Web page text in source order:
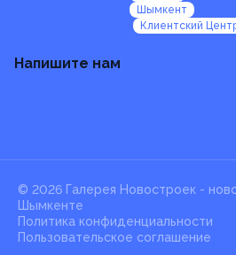
Шымкент
Клиентский
Напишите нам
© 2026 Галерея Новостроек -
Шымкенте
Политика конфиденциальности
Пользовательское соглашение